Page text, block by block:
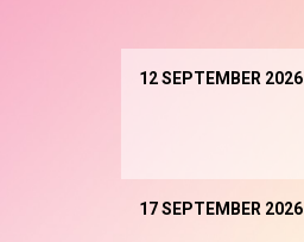
12 SEPTEMBER 2026
17 SEPTEMBER 2026